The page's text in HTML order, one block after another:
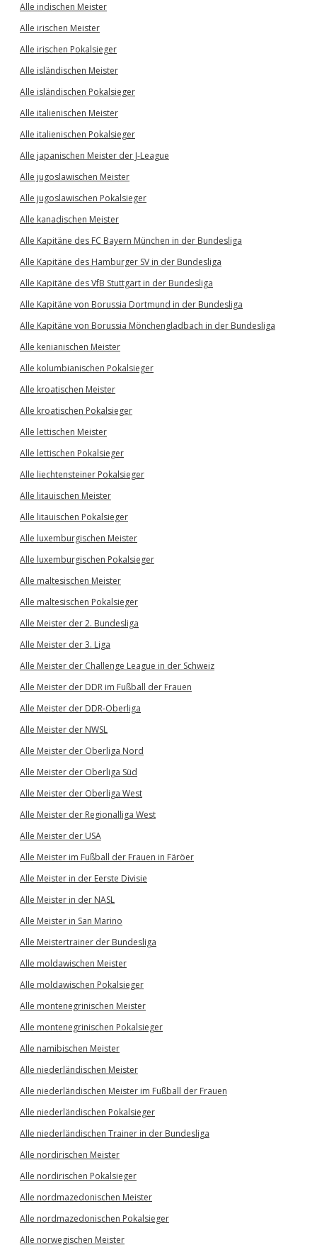
Alle indischen Meister
Alle irischen Meister
Alle irischen Pokalsieger
Alle isländischen Meister
Alle isländischen Pokalsieger
Alle italienischen Meister
Alle italienischen Pokalsieger
Alle japanischen Meister der J-League
Alle jugoslawischen Meister
Alle jugoslawischen Pokalsieger
Alle kanadischen Meister
Alle Kapitäne des FC Bayern München in der Bundesliga
Alle Kapitäne des Hamburger SV in der Bundesliga
Alle Kapitäne des VfB Stuttgart in der Bundesliga
Alle Kapitäne von Borussia Dortmund in der Bundesliga
Alle Kapitäne von Borussia Mönchengladbach in der Bundesliga
Alle kenianischen Meister
Alle kolumbianischen Pokalsieger
Alle kroatischen Meister
Alle kroatischen Pokalsieger
Alle lettischen Meister
Alle lettischen Pokalsieger
Alle liechtensteiner Pokalsieger
Alle litauischen Meister
Alle litauischen Pokalsieger
Alle luxemburgischen Meister
Alle luxemburgischen Pokalsieger
Alle maltesischen Meister
Alle maltesischen Pokalsieger
Alle Meister der 2. Bundesliga
Alle Meister der 3. Liga
Alle Meister der Challenge League in der Schweiz
Alle Meister der DDR im Fußball der Frauen
Alle Meister der DDR-Oberliga
Alle Meister der NWSL
Alle Meister der Oberliga Nord
Alle Meister der Oberliga Süd
Alle Meister der Oberliga West
Alle Meister der Regionalliga West
Alle Meister der USA
Alle Meister im Fußball der Frauen in Färöer
Alle Meister in der Eerste Divisie
Alle Meister in der NASL
Alle Meister in San Marino
Alle Meistertrainer der Bundesliga
Alle moldawischen Meister
Alle moldawischen Pokalsieger
Alle montenegrinischen Meister
Alle montenegrinischen Pokalsieger
Alle namibischen Meister
Alle niederländischen Meister
Alle niederländischen Meister im Fußball der Frauen
Alle niederländischen Pokalsieger
Alle niederländischen Trainer in der Bundesliga
Alle nordirischen Meister
Alle nordirischen Pokalsieger
Alle nordmazedonischen Meister
Alle nordmazedonischen Pokalsieger
Alle norwegischen Meister